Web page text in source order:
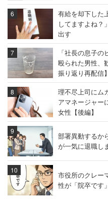
有給を却下した
してますよね
出す
「社長の息子
殴られた男性、
振り返り再配信】
理不尽上司にム
アマネージャー
女性【後編】
部署異動するか
市役所のクレー
性が「院卒です